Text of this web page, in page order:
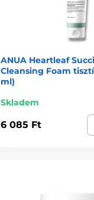
ANUA Heartleaf
Cleansing Foam
ml)
Skladem
6 085 Ft